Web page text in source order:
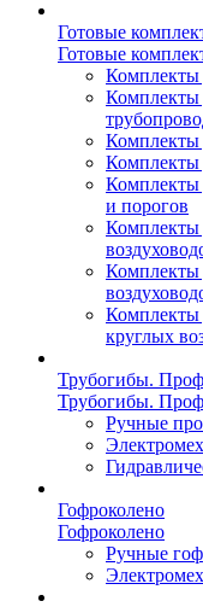
Готовые
Готовые
Комплекты
Комплекты
Комплекты
Комплекты
Комплекты
и порогов
Комплекты
Комплекты
Комплекты
круглых
Трубогибы.
Трубогибы.
Ручные
Гофроколено
Гофроколено
Ручные